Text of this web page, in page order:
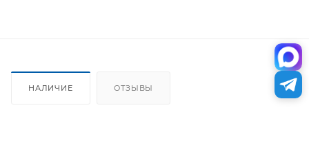
НАЛИЧИЕ ОТЗЫВЫ